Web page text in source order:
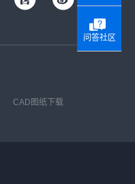
CAD图纸下载
问答社区